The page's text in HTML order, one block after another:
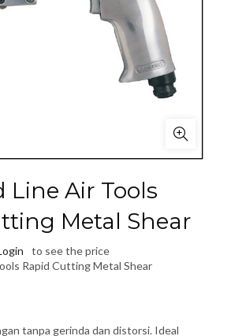
Line Air Tools
Metal Shear
to see the price
Rapid Cutting Metal Shear
tanpa gerinda dan distorsi. Ideal